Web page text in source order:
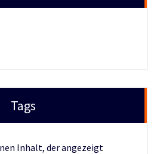
Tags
Inhalt, der angezeigt